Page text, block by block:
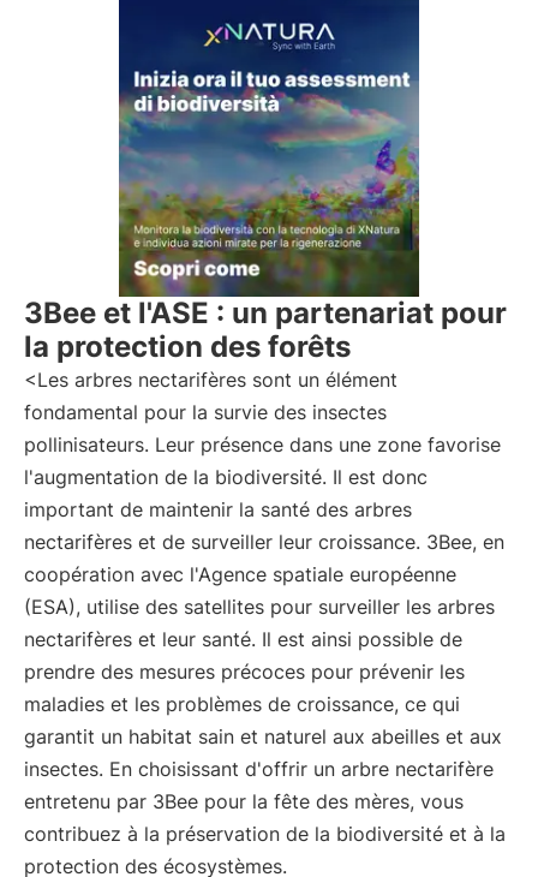
3Bee et l'ASE : un partenariat pour
la protection des forêts
<Les arbres nectarifères sont un élément
fondamental pour la survie des insectes
pollinisateurs. Leur présence dans une zone favorise
l'augmentation de la biodiversité. Il est donc
important de maintenir la santé des arbres
nectarifères et de surveiller leur croissance. 3Bee, en
coopération avec l'Agence spatiale européenne
(ESA), utilise des satellites pour surveiller les arbres
nectarifères et leur santé. Il est ainsi possible de
prendre des mesures précoces pour prévenir les
maladies et les problèmes de croissance, ce qui
garantit un habitat sain et naturel aux abeilles et aux
insectes. En choisissant d'offrir un arbre nectarifère
entretenu par 3Bee pour la fête des mères, vous
contribuez à la préservation de la biodiversité et à la
protection des écosystèmes.